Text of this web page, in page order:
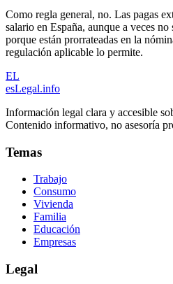
Como regla general, no. Las pagas
salario en España, aunque a veces
porque están prorrateadas en la
regulación aplicable lo permite.
EL
esLegal.info
Información legal clara y accesible
Contenido informativo, no asesoría
Temas
Trabajo
Consumo
Vivienda
Familia
Educación
Empresas
Legal